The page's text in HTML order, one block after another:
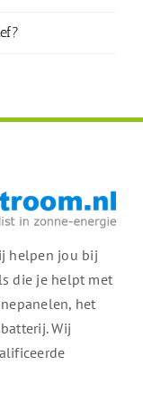
helpen jou bij
die je helpt met
het
Wij